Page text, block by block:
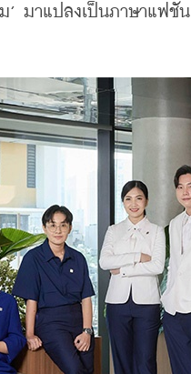
ม’ มาแปลงเป็นภาษาแฟชั่น